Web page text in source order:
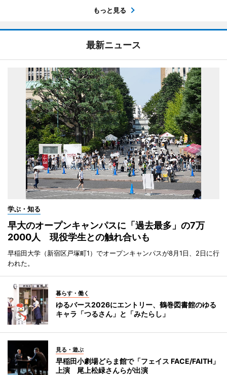
もっと見る
最新ニュース
学ぶ・知る
早大のオープンキャンパスに「過去最多」の7万
2000人 現役学生との触れ合いも
早稲田大学（新宿区戸塚町1）でオープンキャンパスが8月1日、2日に行
われた。
暮らす・働く
ゆるバース2026にエントリー、鶴巻図書館のゆる
キャラ「つるさん」と「みたらし」
見る・遊ぶ
早稲田小劇場どらま館で「フェイス FACE/FAITH」
上演 尾上松緑さんらが出演